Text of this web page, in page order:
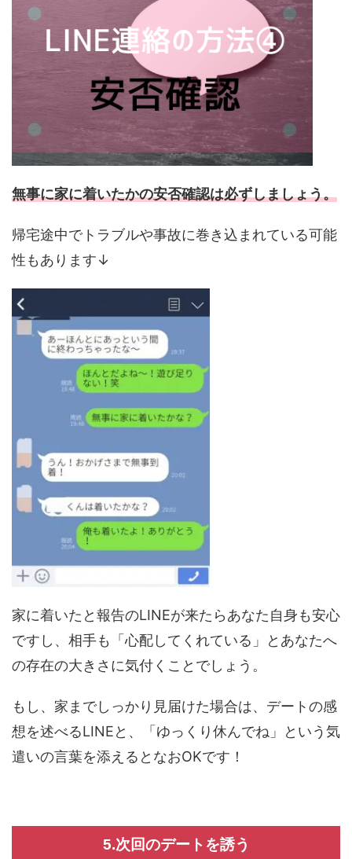
無事に家に着いたかの安否確認は必ずしましょう。
帰宅途中でトラブルや事故に巻き込まれている可能
性もあります↓
家に着いたと報告のLINEが来たらあなた自身も安心
ですし、相手も「心配してくれている」とあなたへ
の存在の大きさに気付くことでしょう。
もし、家までしっかり見届けた場合は、デートの感
想を述べるLINEと、「ゆっくり休んでね」という気
遣いの言葉を添えるとなおOKです！
5.次回のデートを誘う